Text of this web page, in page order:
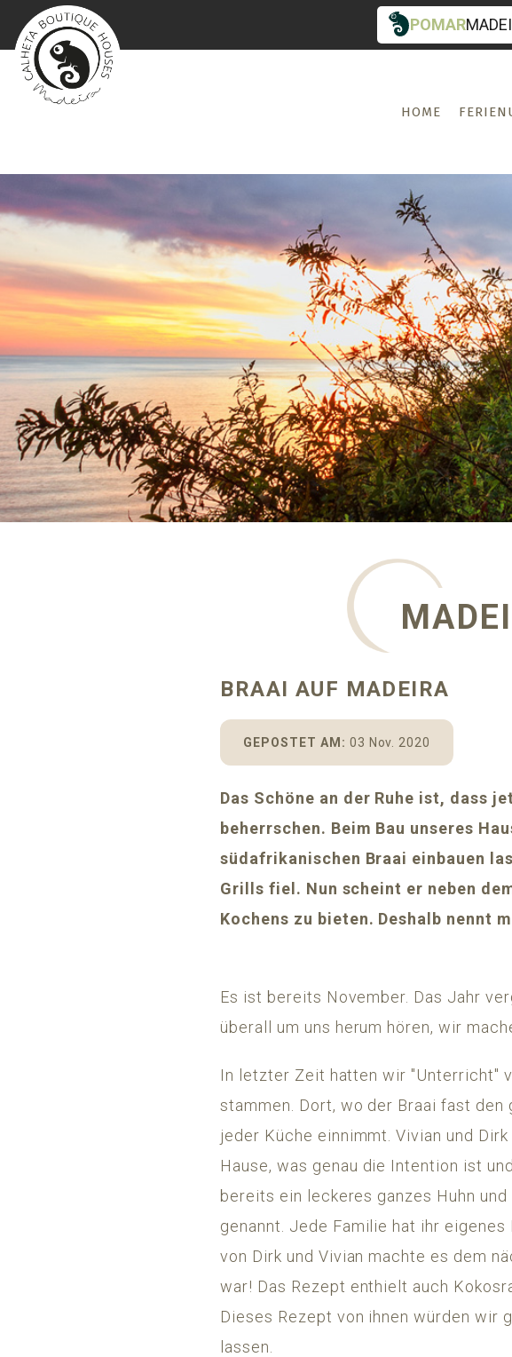
POMAR
HOME
BRAAI AUF MADEIRA
GEPOSTET AM: 03 Nov. 2020
Das Schöne an der Ruhe ist, dass
beherrschen. Beim Bau unseres
südafrikanischen Braai einbauen
Grills fiel. Nun scheint er neben
Kochens zu bieten. Deshalb nennt
Es ist bereits November. Das Jahr
überall um uns herum hören, wir
In letzter Zeit hatten wir "Unterricht"
stammen. Dort, wo der Braai fast den
jeder Küche einnimmt. Vivian und
Hause, was genau die Intention ist
bereits ein leckeres ganzes Huhn und
genannt. Jede Familie hat ihr
von Dirk und Vivian machte es dem
war! Das Rezept enthielt auch
Dieses Rezept von ihnen würden wir
lassen.